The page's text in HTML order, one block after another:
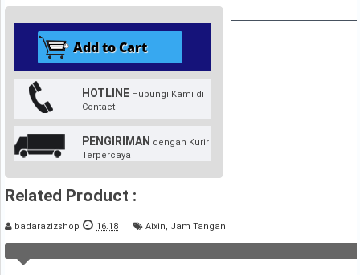
HOTLINE Hubungi Kami di
Contact
PENGIRIMAN dengan Kurir
Terpercaya
Related Product :
badarazizshop 16.18 Aixin Jam Tangan